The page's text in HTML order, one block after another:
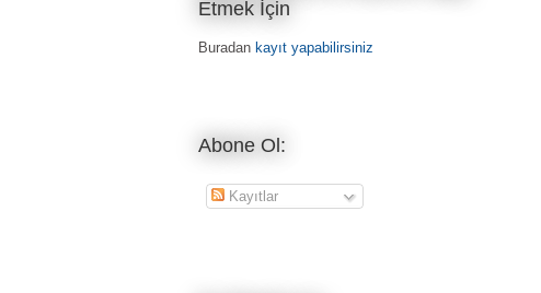
Etmek İçin
Buradan kayıt yapabilirsiniz
Abone Ol:
Kayıtlar